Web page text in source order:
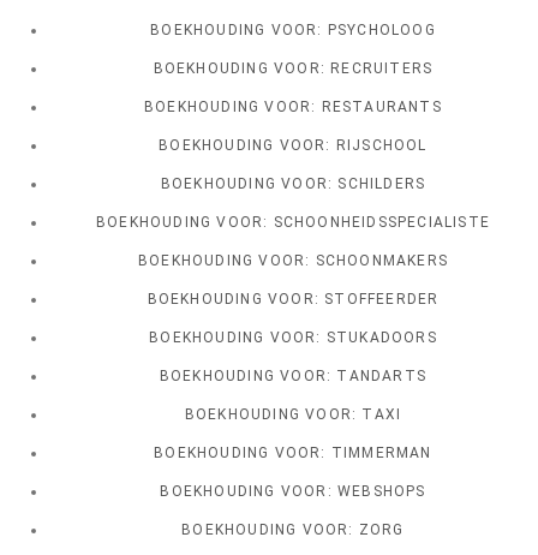
BOEKHOUDING VOOR: PSYCHOLOOG
BOEKHOUDING VOOR: RECRUITERS
BOEKHOUDING VOOR: RESTAURANTS
BOEKHOUDING VOOR: RIJSCHOOL
BOEKHOUDING VOOR: SCHILDERS
BOEKHOUDING VOOR: SCHOONHEIDSSPECIALISTE
BOEKHOUDING VOOR: SCHOONMAKERS
BOEKHOUDING VOOR: STOFFEERDER
BOEKHOUDING VOOR: STUKADOORS
BOEKHOUDING VOOR: TANDARTS
BOEKHOUDING VOOR: TAXI
BOEKHOUDING VOOR: TIMMERMAN
BOEKHOUDING VOOR: WEBSHOPS
BOEKHOUDING VOOR: ZORG